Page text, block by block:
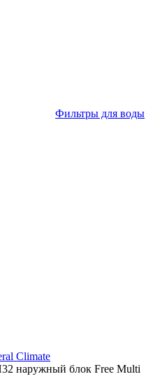
Фильтры для воды
Climate
наружный блок Free Multi